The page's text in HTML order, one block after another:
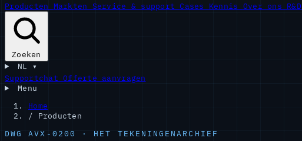
Producten Markten Service & support Cases Kennis Over ons R&D
Zoeken
NL ▾
SupportchatOfferte aanvragen
Menu
Home
/
Producten
DWG AVX-0200 · HET TEKENINGENARCHIEF